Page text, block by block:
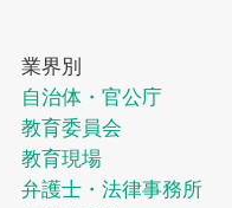
業界別
自治体・官公庁
教育委員会
教育現場
弁護士・法律事務所